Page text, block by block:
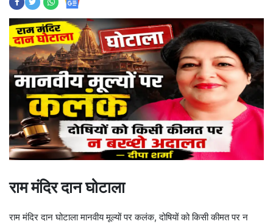
राम मंदिर दान घोटाला
राम मंदिर दान घोटाला मानवीय मूल्यों पर कलंक, दोषियों को किसी कीमत पर न